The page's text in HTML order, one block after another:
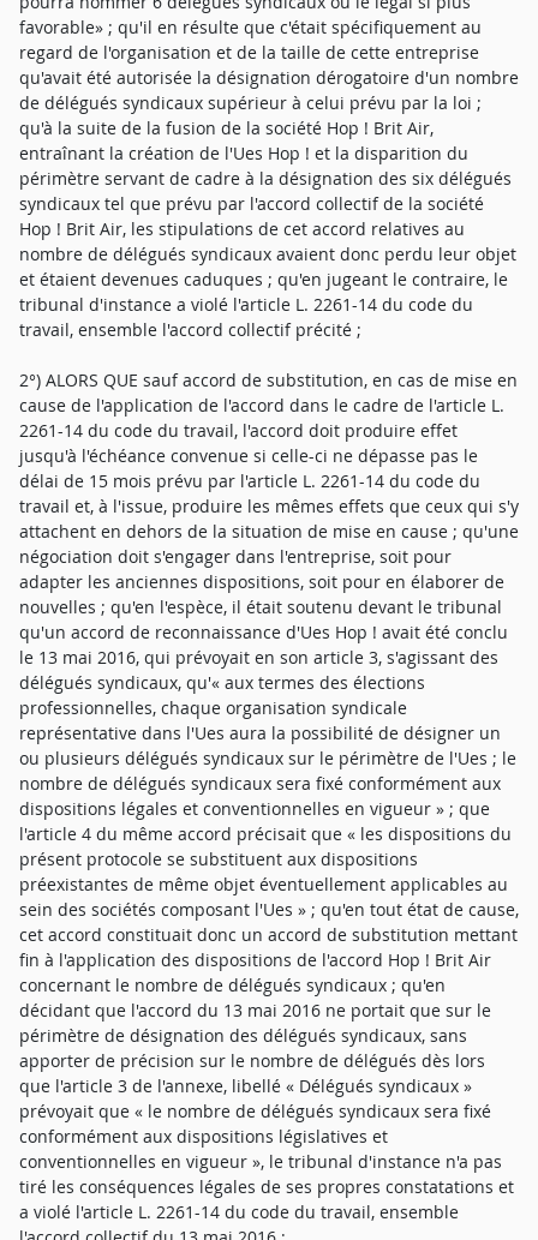
favorable» ; qu'il en résulte que c'était spécifiquement au
regard de l'organisation et de la taille de cette entreprise
qu'avait été autorisée la désignation dérogatoire d'un nombre
de délégués syndicaux supérieur à celui prévu par la loi ;
qu'à la suite de la fusion de la société Hop ! Brit Air,
entraînant la création de l'Ues Hop ! et la disparition du
périmètre servant de cadre à la désignation des six délégués
syndicaux tel que prévu par l'accord collectif de la société
Hop ! Brit Air, les stipulations de cet accord relatives au
nombre de délégués syndicaux avaient donc perdu leur objet
et étaient devenues caduques ; qu'en jugeant le contraire, le
tribunal d'instance a violé l'article L. 2261-14 du code du
travail, ensemble l'accord collectif précité ;
2°) ALORS QUE sauf accord de substitution, en cas de mise en
cause de l'application de l'accord dans le cadre de l'article L.
2261-14 du code du travail, l'accord doit produire effet
jusqu'à l'échéance convenue si celle-ci ne dépasse pas le
délai de 15 mois prévu par l'article L. 2261-14 du code du
travail et, à l'issue, produire les mêmes effets que ceux qui s'y
attachent en dehors de la situation de mise en cause ; qu'une
négociation doit s'engager dans l'entreprise, soit pour
adapter les anciennes dispositions, soit pour en élaborer de
nouvelles ; qu'en l'espèce, il était soutenu devant le tribunal
qu'un accord de reconnaissance d'Ues Hop ! avait été conclu
le 13 mai 2016, qui prévoyait en son article 3, s'agissant des
délégués syndicaux, qu'« aux termes des élections
professionnelles, chaque organisation syndicale
représentative dans l'Ues aura la possibilité de désigner un
ou plusieurs délégués syndicaux sur le périmètre de l'Ues ; le
nombre de délégués syndicaux sera fixé conformément aux
dispositions légales et conventionnelles en vigueur » ; que
l'article 4 du même accord précisait que « les dispositions du
présent protocole se substituent aux dispositions
préexistantes de même objet éventuellement applicables au
sein des sociétés composant l'Ues » ; qu'en tout état de cause,
cet accord constituait donc un accord de substitution mettant
fin à l'application des dispositions de l'accord Hop ! Brit Air
concernant le nombre de délégués syndicaux ; qu'en
décidant que l'accord du 13 mai 2016 ne portait que sur le
périmètre de désignation des délégués syndicaux, sans
apporter de précision sur le nombre de délégués dès lors
que l'article 3 de l'annexe, libellé « Délégués syndicaux »
prévoyait que « le nombre de délégués syndicaux sera fixé
conformément aux dispositions législatives et
conventionnelles en vigueur », le tribunal d'instance n'a pas
tiré les conséquences légales de ses propres constatations et
a violé l'article L. 2261-14 du code du travail, ensemble